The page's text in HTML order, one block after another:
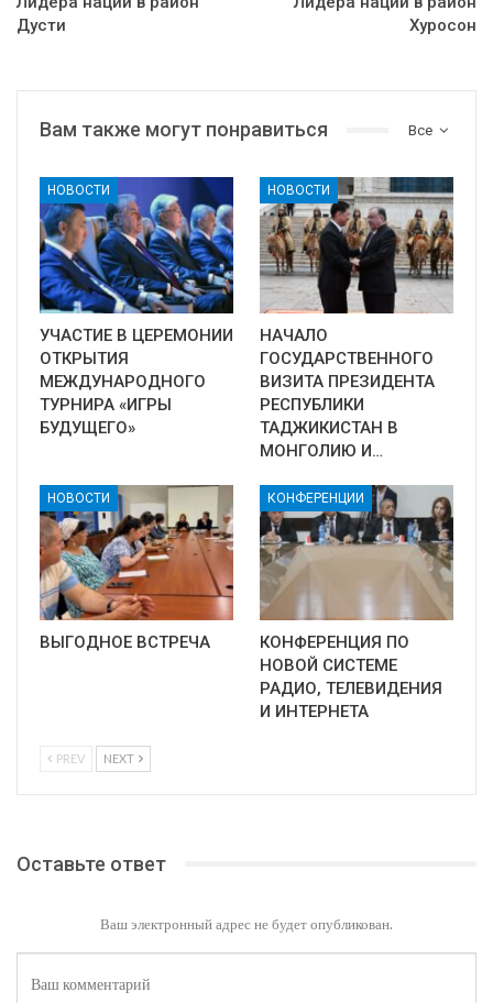
Дусти
Хуросон
Все
Вам также могут понравиться
НОВОСТИ
УЧАСТИЕ В ЦЕРЕМОНИИ
ОТКРЫТИЯ
МЕЖДУНАРОДНОГО
ТУРНИРА «ИГРЫ
БУДУЩЕГО»
НОВОСТИ
НАЧАЛО
ГОСУДАРСТВЕННОГО
ВИЗИТА ПРЕЗИДЕНТА
РЕСПУБЛИКИ
ТАДЖИКИСТАН В
МОНГОЛИЮ И…
НОВОСТИ
ВЫГОДНОЕ ВСТРЕЧА
КОНФЕРЕНЦИИ
КОНФЕРЕНЦИЯ ПО
НОВОЙ СИСТЕМЕ
РАДИО, ТЕЛЕВИДЕНИЯ
И ИНТЕРНЕТА
PREV NEXT
Оставьте ответ
Ваш электронный адрес не будет опубликован.